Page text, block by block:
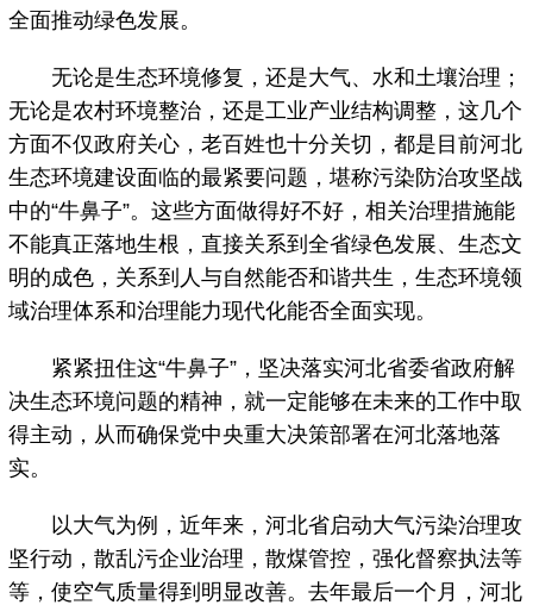
全面推动绿色发展。
无论是生态环境修复，还是大气、水和土壤治理；
无论是农村环境整治，还是工业产业结构调整，这几个
方面不仅政府关心，老百姓也十分关切，都是目前河北
生态环境建设面临的最紧要问题，堪称污染防治攻坚战
中的“牛鼻子”。这些方面做得好不好，相关治理措施能
不能真正落地生根，直接关系到全省绿色发展、生态文
明的成色，关系到人与自然能否和谐共生，生态环境领
域治理体系和治理能力现代化能否全面实现。
紧紧扭住这“牛鼻子”，坚决落实河北省委省政府解
决生态环境问题的精神，就一定能够在未来的工作中取
得主动，从而确保党中央重大决策部署在河北落地落
实。
以大气为例，近年来，河北省启动大气污染治理攻
坚行动，散乱污企业治理，散煤管控，强化督察执法等
等，使空气质量得到明显改善。去年最后一个月，河北